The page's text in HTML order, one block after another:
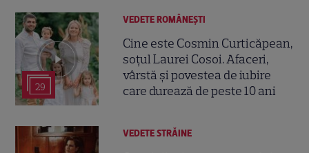
29
VEDETE ROMÂNEŞTI
Cine este Cosmin Curticăpean,
soțul Laurei Cosoi. Afaceri,
vârstă și povestea de iubire
care durează de peste 10 ani
VEDETE STRĂINE